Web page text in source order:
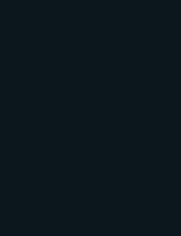
sera nommé en commun par
conformément au recès sur-
nommés par le
deux autres seront à la
chancelier.
de receveurs et contrôleurs
respectifs en la manière
aux écritures attachés aux
deux rives seront nommés par le